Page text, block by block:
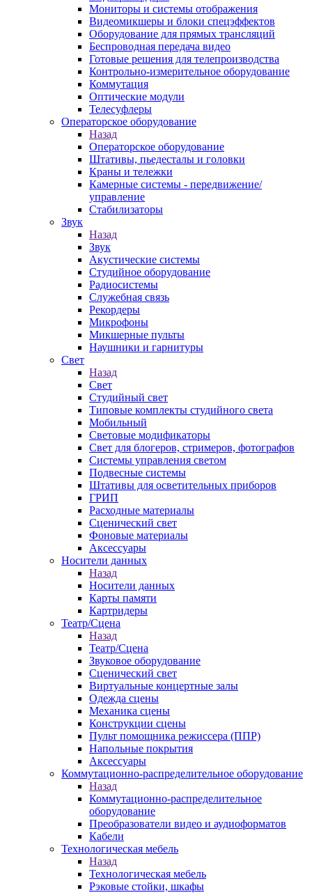
Мониторы и системы отображения
Видеомикшеры и блоки спецэффектов
Оборудование для прямых трансляций
Беспроводная передача видео
Готовые решения для телепроизводства
Контрольно-измерительное оборудование
Коммутация
Оптические модули
Телесуфлеры
Операторское оборудование
Назад
Операторское оборудование
Штативы, пьедесталы и головки
Краны и тележки
Камерные системы - передвижение/
управление
Стабилизаторы
Звук
Назад
Звук
Акустические системы
Студийное оборудование
Радиосистемы
Служебная связь
Рекордеры
Микрофоны
Микшерные пульты
Наушники и гарнитуры
Свет
Назад
Свет
Студийный свет
Типовые комплекты студийного света
Мобильный
Световые модификаторы
Свет для блогеров, стримеров, фотографов
Системы управления светом
Подвесные системы
Штативы для осветительных приборов
ГРИП
Расходные материалы
Сценический свет
Фоновые материалы
Аксессуары
Носители данных
Назад
Носители данных
Карты памяти
Картридеры
Театр/Сцена
Назад
Театр/Сцена
Звуковое оборудование
Сценический свет
Виртуальные концертные залы
Одежда сцены
Механика сцены
Конструкции сцены
Пульт помощника режиссера (ППР)
Напольные покрытия
Аксессуары
Коммутационно-распределительное оборудование
Назад
Коммутационно-распределительное
оборудование
Преобразователи видео и аудиоформатов
Кабели
Технологическая мебель
Назад
Технологическая мебель
Рэковые стойки, шкафы